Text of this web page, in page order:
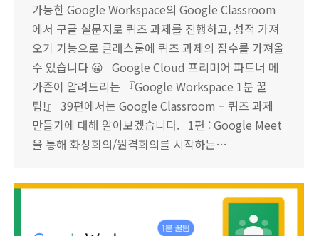
가능한 Google Workspace의 Google Classroom
에서 구글 설문지로 퀴즈 과제를 진행하고, 성적 가져
오기 기능으로 클래스룸에 퀴즈 과제의 점수를 가져올
수 있습니다 😀 Google Cloud 프리미어 파트너 메
가존이 알려드리는 『Google Workspace 1분 꿀
팁!』 39편에서는 Google Classroom – 퀴즈 과제
만들기에 대해 알아보겠습니다. 1편 : Google Meet
을 통해 화상회의/원격회의를 시작하는…